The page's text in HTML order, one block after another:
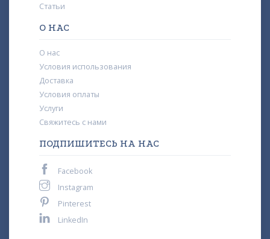
Статьи
О НАС
О нас
Условия использования
Доставка
Условия оплаты
Услуги
Свяжитесь с нами
ПОДПИШИТЕСЬ НА НАС
Facebook
Instagram
Pinterest
LinkedIn